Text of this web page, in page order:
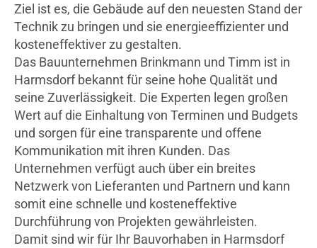
Ziel ist es, die Gebäude auf den neuesten Stand der
Technik zu bringen und sie energieeffizienter und
kosteneffektiver zu gestalten.
Das Bauunternehmen Brinkmann und Timm ist in
Harmsdorf bekannt für seine hohe Qualität und
seine Zuverlässigkeit. Die Experten legen großen
Wert auf die Einhaltung von Terminen und Budgets
und sorgen für eine transparente und offene
Kommunikation mit ihren Kunden. Das
Unternehmen verfügt auch über ein breites
Netzwerk von Lieferanten und Partnern und kann
somit eine schnelle und kosteneffektive
Durchführung von Projekten gewährleisten.
Damit sind wir für Ihr Bauvorhaben in Harmsdorf